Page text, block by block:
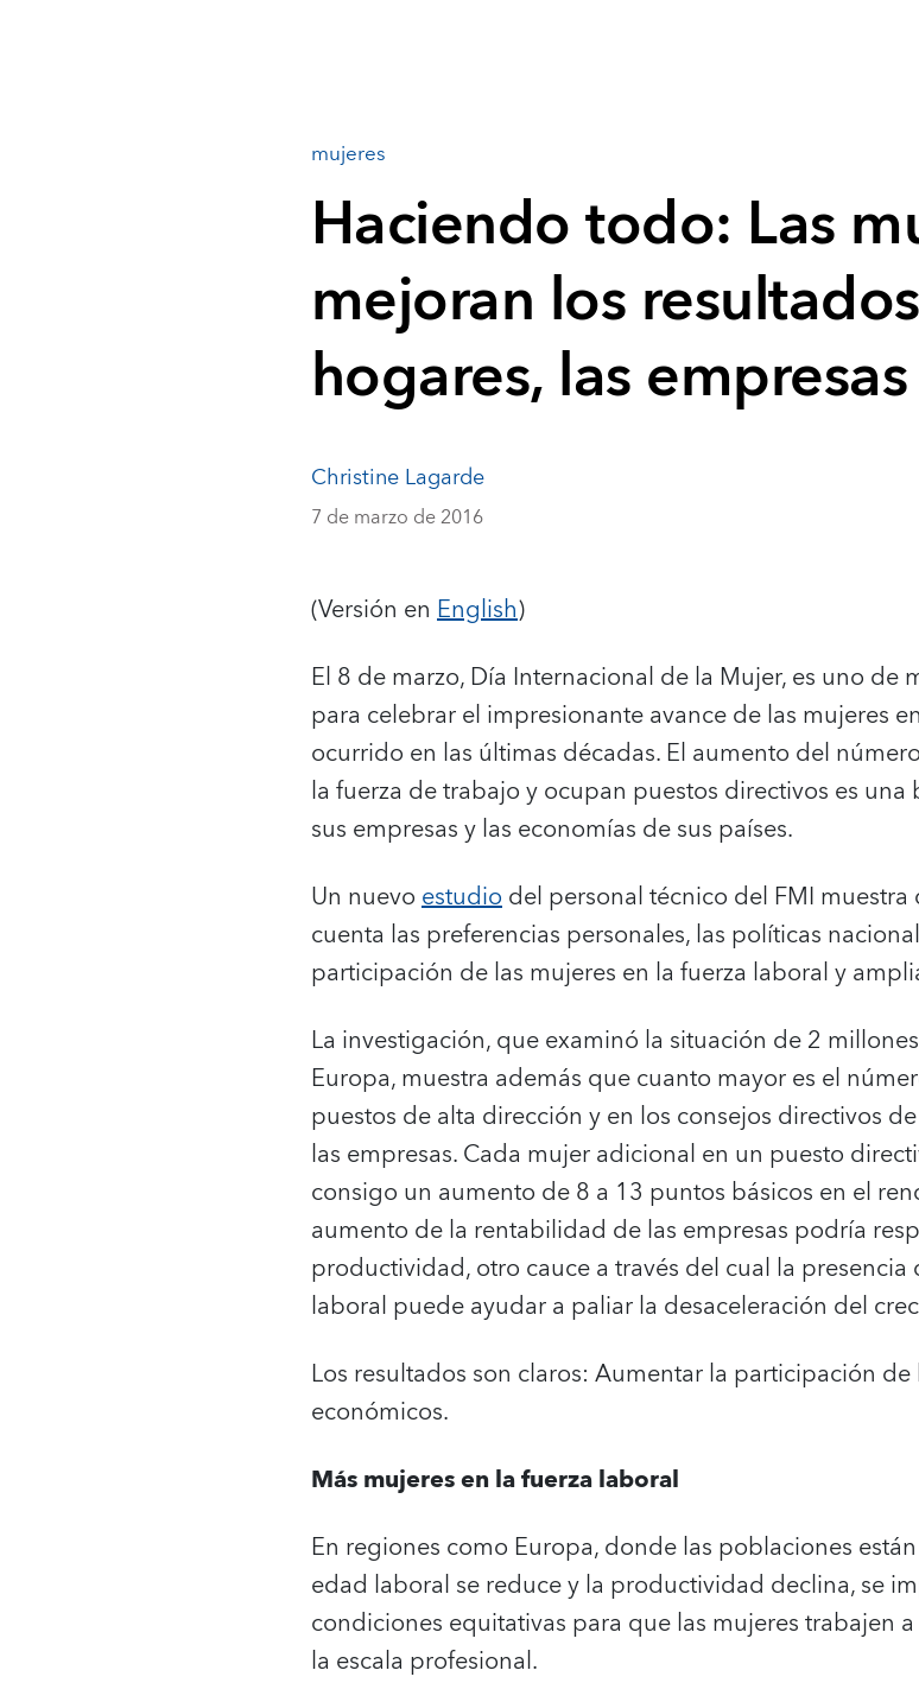
mujeres
Haciendo todo: Las
mejoran los
hogares, las
Christine Lagarde
7 de marzo de 2016
(Versión en English)
El 8 de marzo, Día Internacional de la Mujer, es uno de
para celebrar el impresionante avance de las mujeres
ocurrido en las últimas décadas. El aumento del
la fuerza de trabajo y ocupan puestos directivos es
sus empresas y las economías de sus países.
Un nuevoestudiodel personal técnico del FMI
cuenta las preferencias personales, las políticas
participación de las mujeres en la fuerza laboral y
La investigación, que examinó la situación de 2
Europa, muestra además que cuanto mayor es el
puestos de alta dirección y en los consejos directivos
las empresas. Cada mujer adicional en un puesto
consigo un aumento de 8 a 13 puntos básicos en el
aumento de la rentabilidad de las empresas podría
productividad, otro cauce a través del cual la presencia
laboral puede ayudar a paliar la desaceleración del
Los resultados son claros: Aumentar la participación
económicos.
Más mujeres en la fuerza laboral
En regiones como Europa, donde las poblaciones
edad laboral se reduce y la productividad declina, se
condiciones equitativas para que las mujeres trabajen
la escala profesional.